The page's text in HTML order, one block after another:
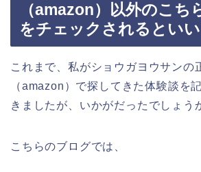
（amazon）以外のこち
をチェックされるとい
これまで、私がショウガヨウサンの
（amazon）で探してきた体験談を
きましたが、いかがだったでしょう
こちらのブログでは、